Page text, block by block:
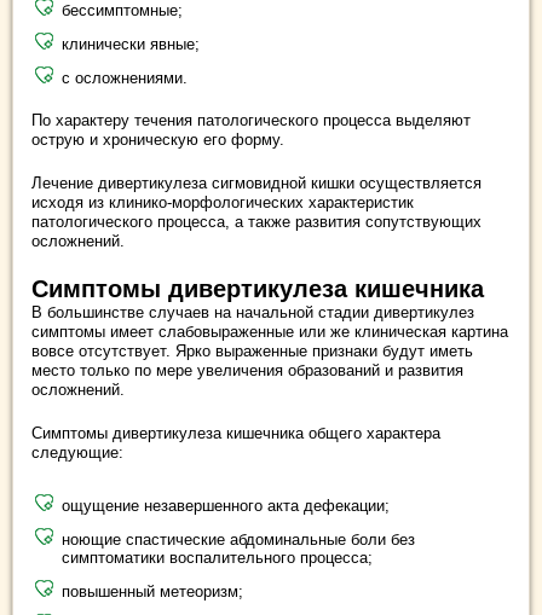
бессимптомные;
клинически явные;
с осложнениями.
По характеру течения патологического процесса выделяют
острую и хроническую его форму.
Лечение дивертикулеза сигмовидной кишки осуществляется
исходя из клинико-морфологических характеристик
патологического процесса, а также развития сопутствующих
осложнений.
Симптомы дивертикулеза кишечника
В большинстве случаев на начальной стадии дивертикулез
симптомы имеет слабовыраженные или же клиническая картина
вовсе отсутствует. Ярко выраженные признаки будут иметь
место только по мере увеличения образований и развития
осложнений.
Симптомы дивертикулеза кишечника общего характера
следующие:
ощущение незавершенного акта дефекации;
ноющие спастические абдоминальные боли без
симптоматики воспалительного процесса;
повышенный метеоризм;